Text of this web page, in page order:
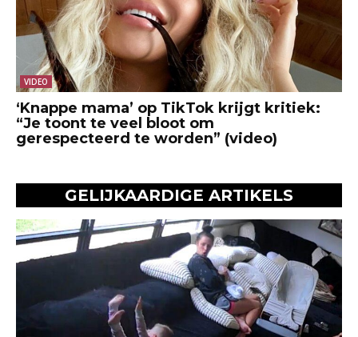
VIDEO
‘Knappe mama’ op TikTok krijgt kritiek:
“Je toont te veel bloot om
gerespecteerd te worden” (video)
GELIJKAARDIGE ARTIKELS